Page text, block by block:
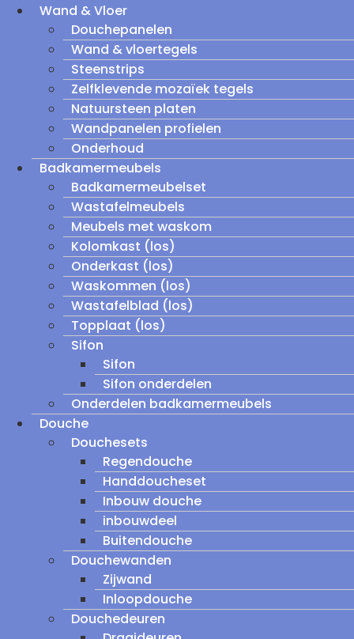
Wand & Vloer
Douchepanelen
Wand & vloertegels
Steenstrips
Zelfklevende mozaïek tegels
Natuursteen platen
Wandpanelen profielen
Onderhoud
Badkamermeubels
Badkamermeubelset
Wastafelmeubels
Meubels met waskom
Kolomkast (los)
Onderkast (los)
Waskommen (los)
Wastafelblad (los)
Topplaat (los)
Sifon
Sifon
Sifon onderdelen
Onderdelen badkamermeubels
Douche
Douchesets
Regendouche
Handdoucheset
Inbouw douche
inbouwdeel
Buitendouche
Douchewanden
Zijwand
Inloopdouche
Douchedeuren